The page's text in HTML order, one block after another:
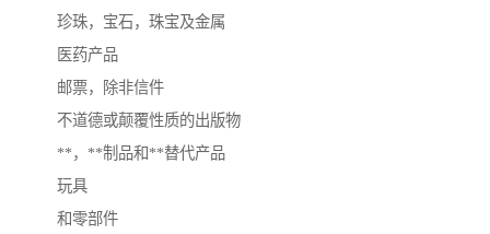
珍珠，宝石，珠宝及金属
医药产品
邮票，除非信件
不道德或颠覆性质的出版物
**，**制品和**替代产品
玩具
和零部件